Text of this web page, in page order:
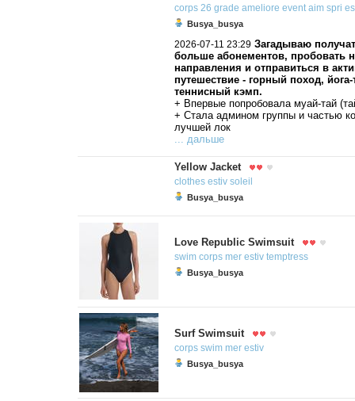
corps 26 grade ameliore event aim spri
Busya_busya
2026-07-11 23:29 Загадываю
больше абонементов, пробовать
направления и отправиться в
путешествие - горный поход,
теннисный кэмп.
+ Впервые попробовала муай-тай
+ Стала админом группы и частью
лучшей лок
... дальше
Yellow Jacket
clothes estiv soleil
Busya_busya
Love Republic Swimsuit
swim corps mer estiv temptress
Busya_busya
Surf Swimsuit
corps swim mer estiv
Busya_busya